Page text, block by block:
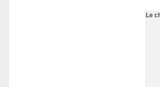
Le